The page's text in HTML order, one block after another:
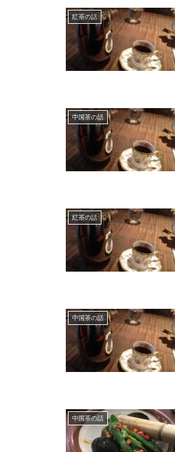
紅茶の話
中国茶の話
紅茶の話
中国茶の話
中国茶の話